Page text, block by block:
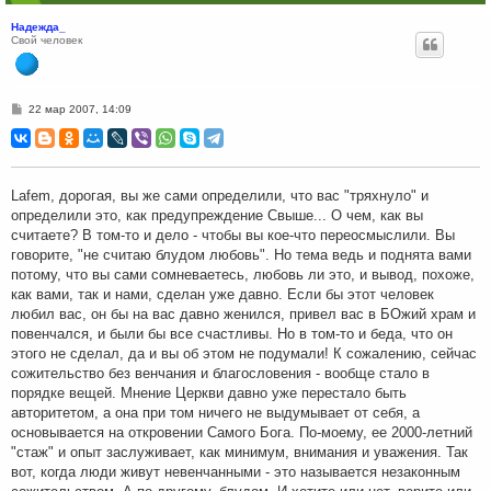
Надежда_
Свой человек
С
о
б
и
е
22 мар 2007, 14:09
Lafem, дорогая, вы же сами определили, что вас "тряхнуло" и
определили это, как предупреждение Свыше... О чем, как вы
считаете? В том-то и дело - чтобы вы кое-что переосмыслили. Вы
говорите, "не считаю блудом любовь". Но тема ведь и поднята вами
потому, что вы сами сомневаетесь, любовь ли это, и вывод, похоже,
как вами, так и нами, сделан уже давно. Если бы этот человек
любил вас, он бы на вас давно женился, привел вас в БОжий храм и
повенчался, и были бы все счастливы. Но в том-то и беда, что он
этого не сделал, да и вы об этом не подумали! К сожалению, сейчас
сожительство без венчания и благословения - вообще стало в
порядке вещей. Мнение Церкви давно уже перестало быть
авторитетом, а она при том ничего не выдумывает от себя, а
основывается на откровении Самого Бога. По-моему, ее 2000-летний
"стаж" и опыт заслуживает, как минимум, внимания и уважения. Так
вот, когда люди живут невенчанными - это называется незаконным